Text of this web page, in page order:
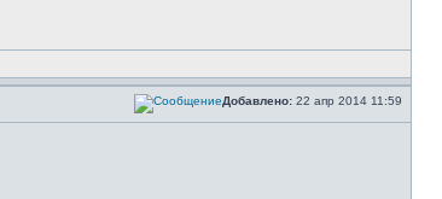
Добавлено: 22 апр 2014 11:59